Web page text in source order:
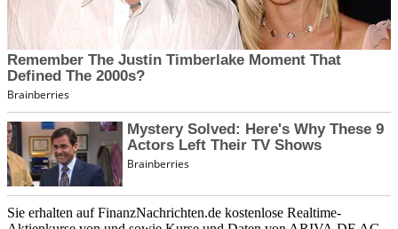
Sie erhalten auf FinanzNachrichten.de kostenlose Realtime-